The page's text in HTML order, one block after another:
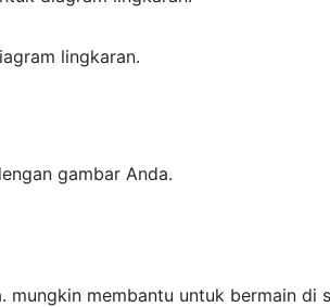
lingkaran.
gambar Anda.
membantu untuk bermain di